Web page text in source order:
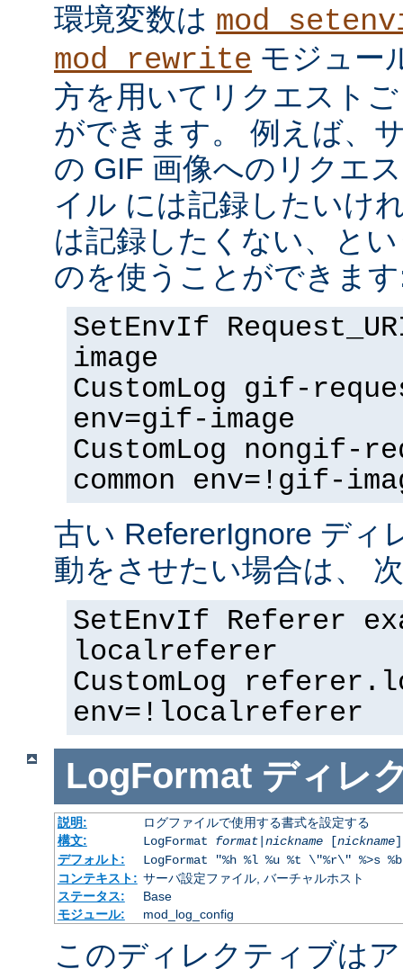
環境変数は
mod_rewrite モジュー
方を用いてリクエスト
ができます。 例えば、
の GIF 画像へのリクエ
イル には記録したいけ
は記録したくない、と
のを使うことができま
SetEnvIf
image
CustomLog gif-
env=gif-image
CustomLog nongif-
common env=!gif-
古い RefererIgnore ディ
動をさせたい場合は、
SetEnvIf Referer
localreferer
CustomLog
env=!localreferer
LogFormat ディレ
説明:
ログファイルで使用する書式を設定する
構文:
LogFormat format| nickname[nickname]
デフォルト:
LogFormat "%h %l %u %t \"%r\" %>s
コンテキスト: サーバ設定ファイル, バーチャルホスト
ステータス:
Base
モジュール:
mod_log_config
このディレクティブは